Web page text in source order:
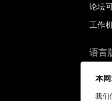
本
我们
论坛
工作
语言